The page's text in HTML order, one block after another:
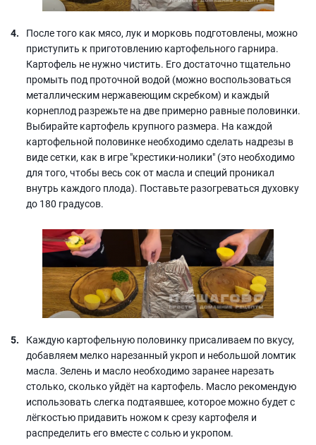
После того как мясо, лук и морковь подготовлены, можно
приступить к приготовлению картофельного гарнира.
Картофель не нужно чистить. Его достаточно тщательно
промыть под проточной водой (можно воспользоваться
металлическим нержавеющим скребком) и каждый
корнеплод разрежьте на две примерно равные половинки.
Выбирайте картофель крупного размера. На каждой
картофельной половинке необходимо сделать надрезы в
виде сетки, как в игре "крестики-нолики" (это необходимо
для того, чтобы весь сок от масла и специй проникал
внутрь каждого плода). Поставьте разогреваться духовку
до 180 градусов.
Каждую картофельную половинку присаливаем по вкусу,
добавляем мелко нарезанный укроп и небольшой ломтик
масла. Зелень и масло необходимо заранее нарезать
столько, сколько уйдёт на картофель. Масло рекомендую
использовать слегка подтаявшее, которое можно будет с
лёгкостью придавить ножом к срезу картофеля и
распределить его вместе с солью и укропом.